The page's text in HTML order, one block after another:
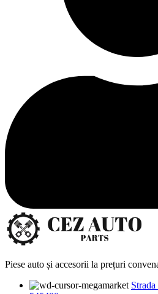
Piese auto și accesorii la prețuri